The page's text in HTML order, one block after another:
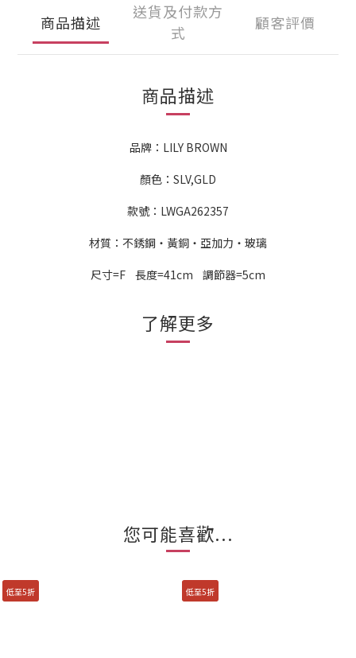
商品描述
送貨及付款方
式
顧客評價
商品描述
品牌：LILY BROWN
顏色：SLV,GLD
款號：LWGA262357
材質：不銹鋼・黃銅・亞加力・玻璃
尺寸=F 長度=41cm 調節器=5cm
了解更多
您可能喜歡...
低至5折 低至5折